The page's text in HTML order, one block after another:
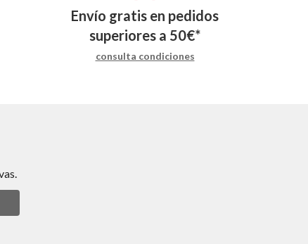
Envío gratis en pedidos
superiores a 50€*
consulta condiciones